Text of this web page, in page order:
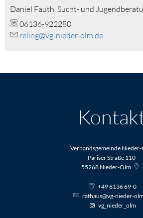
Daniel Fauth, Sucht- und
06136-922280
reling@vg-nieder-olm.de
Verbandsgemeinde
Pariser Straße 110
55268 Nieder-Olm
+49 6136 69-0
rathaus@vg-nieder-
vg_nieder_olm